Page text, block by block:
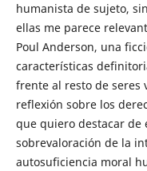
humanista de sujeto,
ellas me parece
Poul Anderson, una
características
frente al resto de seres
reflexión sobre los
que quiero destacar de
sobrevaloración de la
autosuficiencia moral